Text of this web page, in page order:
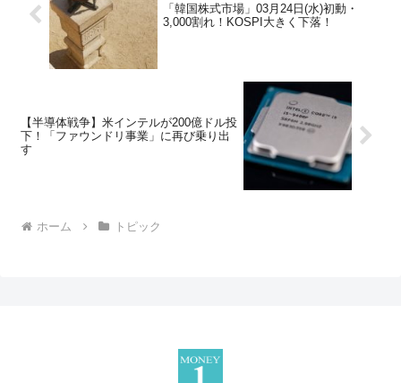
「韓国株式市場」03月24日(水)初動・
3,000割れ！KOSPI大きく下落！
【半導体戦争】米インテルが200億ドル投
下！「ファウンドリ事業」に再び乗り出
す
ホーム トピック